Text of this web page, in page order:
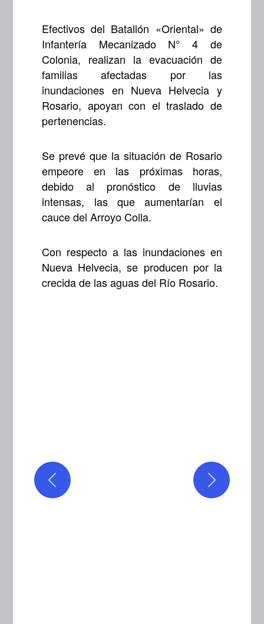
Efectivos del Batallón «Oriental» de
Infantería Mecanizado N° 4 de
Colonia, realizan la evacuación de
familias afectadas por las
inundaciones en Nueva Helvecia y
Rosario, apoyan con el traslado de
pertenencias.
Se prevé que la situación de Rosario
empeore en las próximas horas,
debido al pronóstico de lluvias
intensas, las que aumentarían el
cauce del Arroyo Colla.
Con respecto a las inundaciones en
Nueva Helvecia, se producen por la
crecida de las aguas del Río Rosario.